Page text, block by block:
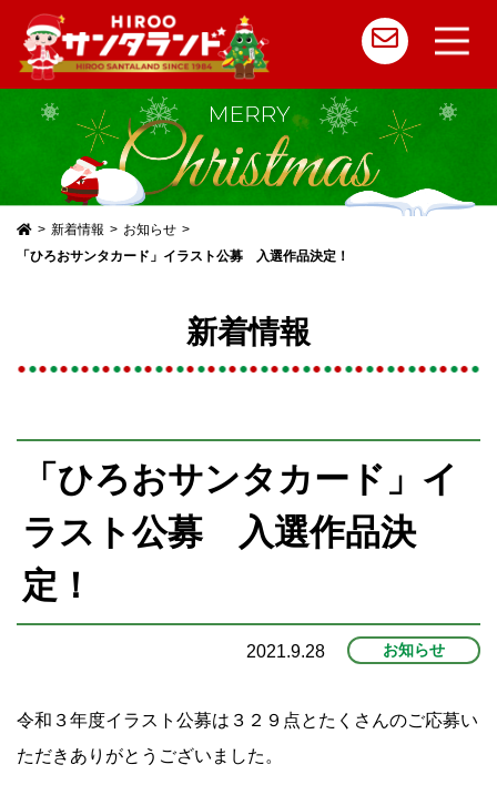
コ
新着情報
お知らせ
「ひろおサンタカード」イラスト公募 入選作品決定！
新着情報
「ひろおサンタカード」イ
ラスト公募 入選作品決
定！
2021.9.28 お知らせ
令和３年度イラスト公募は３２９点とたくさんのご応募い
ただきありがとうございました。